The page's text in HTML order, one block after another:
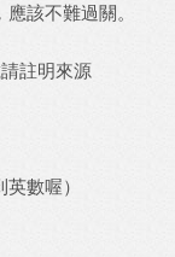
該不難過關。
註明來源
數喔）